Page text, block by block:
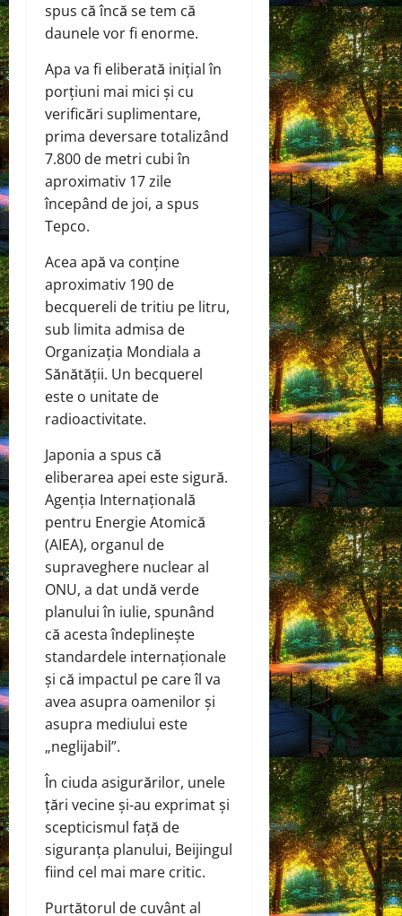
spus că încă se tem că
daunele vor fi enorme.
Apa va fi eliberată inițial în
porțiuni mai mici și cu
verificări suplimentare,
prima deversare totalizând
7.800 de metri cubi în
aproximativ 17 zile
începând de joi, a spus
Tepco.
Acea apă va conține
aproximativ 190 de
becquereli de tritiu pe litru,
sub limita admisa de
Organizația Mondiala a
Sănătății. Un becquerel
este o unitate de
radioactivitate.
Japonia a spus că
eliberarea apei este sigură.
Agenția Internațională
pentru Energie Atomică
(AIEA), organul de
supraveghere nuclear al
ONU, a dat undă verde
planului în iulie, spunând
că acesta îndeplinește
standardele internaționale
și că impactul pe care îl va
avea asupra oamenilor și
asupra mediului este
„neglijabil”.
În ciuda asigurărilor, unele
țări vecine și-au exprimat și
scepticismul față de
siguranța planului, Beijingul
fiind cel mai mare critic.
Purtătorul de cuvânt al